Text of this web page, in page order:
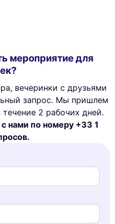
мероприятие для
вечеринки с друзьями
запрос. Мы пришлем
2 рабочих дней.
с нами по номеру +33 1